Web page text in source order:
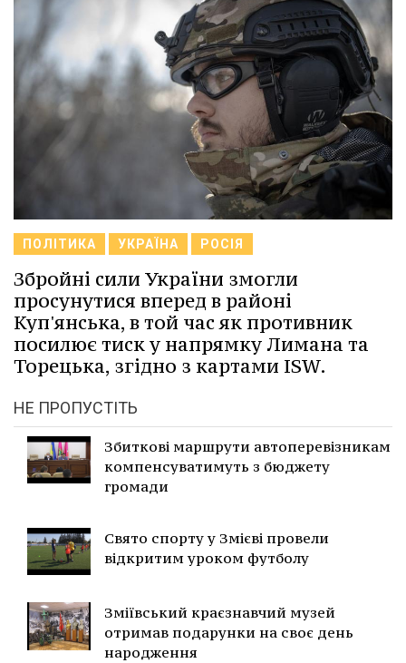
ПОЛІТИКА УКРАЇНА РОСІЯ
Збройні сили України змогли
просунутися вперед в районі
Куп'янська, в той час як противник
посилює тиск у напрямку Лимана та
Торецька, згідно з картами ISW.
НЕ ПРОПУСТІТЬ
Збиткові маршрути автоперевізникам
компенсуватимуть з бюджету
громади
Свято спорту у Змієві провели
відкритим уроком футболу
Зміївський краєзнавчий музей
отримав подарунки на своє день
народження